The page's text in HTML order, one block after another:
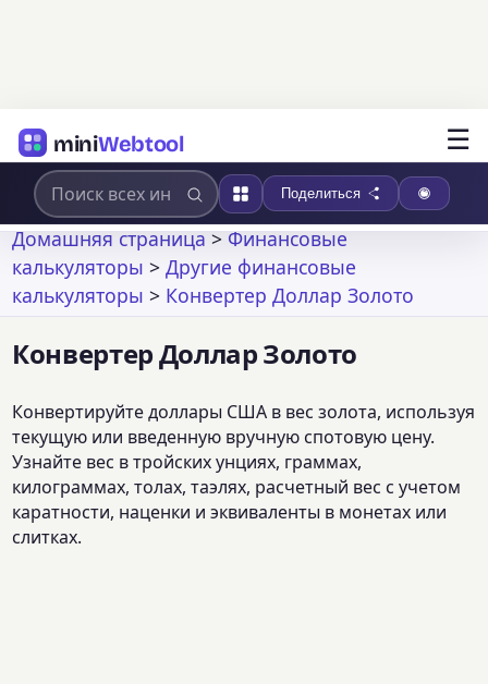
miniWebtool ☰
Поделиться
Домашняя страница>Финансовые
калькуляторы >Другие финансовые
калькуляторы > Конвертер Доллар Золото
Конвертер Доллар Золото
Конвертируйте доллары США в вес золота, используя
текущую или введенную вручную спотовую цену.
Узнайте вес в тройских унциях, граммах,
килограммах, толах, таэлях, расчетный вес с учетом
каратности, наценки и эквиваленты в монетах или
слитках.